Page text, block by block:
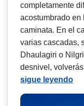
completamente
acostumbrado en
caminata. En el
varias cascadas,
Dhaulagiri o
desnivel,
sigue leyendo